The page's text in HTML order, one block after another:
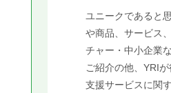
ユニークであると
や商品、サービス
チャー・中小企業
ご紹介の他、YRI
支援サービスに関